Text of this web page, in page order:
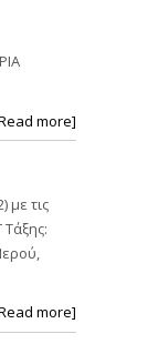
more]
με τις
more]